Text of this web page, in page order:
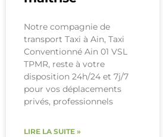
Notre compagnie de
transport Taxi à Ain, Taxi
Conventionné Ain 01 VSL
TPMR, reste à votre
disposition 24h/24 et 7j/7
pour vos déplacements
privés, professionnels
LIRE LA SUITE »